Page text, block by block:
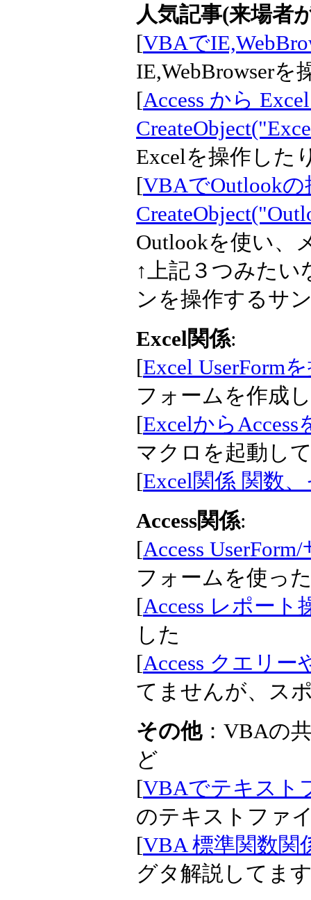
人気記事(来場者
[VBAで
IE,WebBrowser
[Access から
Excelを操作した
[VBAでOutlookの
Outlookを使い、
↑上記３つみたい
ンを操作するサ
Excel関係:
[Excel UserForm
フォームを作成
[ExcelからAccess
マクロを起動し
[Excel関係 関数
Access関係:
[Access
フォームを使っ
[Access レポート
した
[Access クエリー
てませんが、ス
その他：VBAの
ど
[VBAでテキスト
のテキストファ
[VBA 標準関数関
グタ解説してま